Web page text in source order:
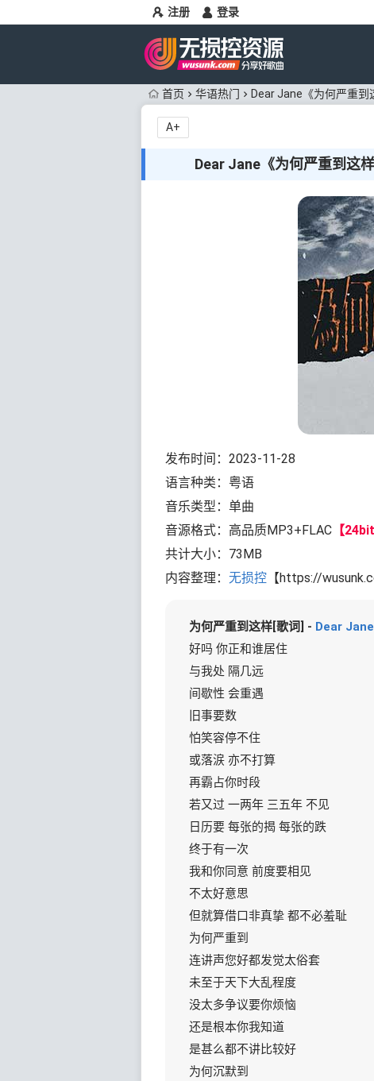
注册 登录
首页 华语热门 Dear Jane《为何严重
Dear Jane《为何严重到这
A+
发布时间：2023-11-28
语言种类：粤语
音乐类型：单曲
音源格式：高品质MP3+FLAC 【
共计大小：73MB
内容整理： 无损控 【https://
为何严重到这样[歌词] - Dear Jane
好吗 你正和谁居住
与我处 隔几远
间歇性 会重遇
旧事要数
怕笑容停不住
或落涙 亦不打算
再霸占你时段
若又过 一两年 三五年 不见
日历要 每张的揭 每张的跌
终于有一次
我和你同意 前度要相见
不太好意思
但就算借口非真挚 都不必羞耻
为何严重到
连讲声您好都发觉太俗套
未至于天下大乱程度
没太多争议要你烦恼
还是根本你我知道
是甚么都不讲比较好
为何沉默到